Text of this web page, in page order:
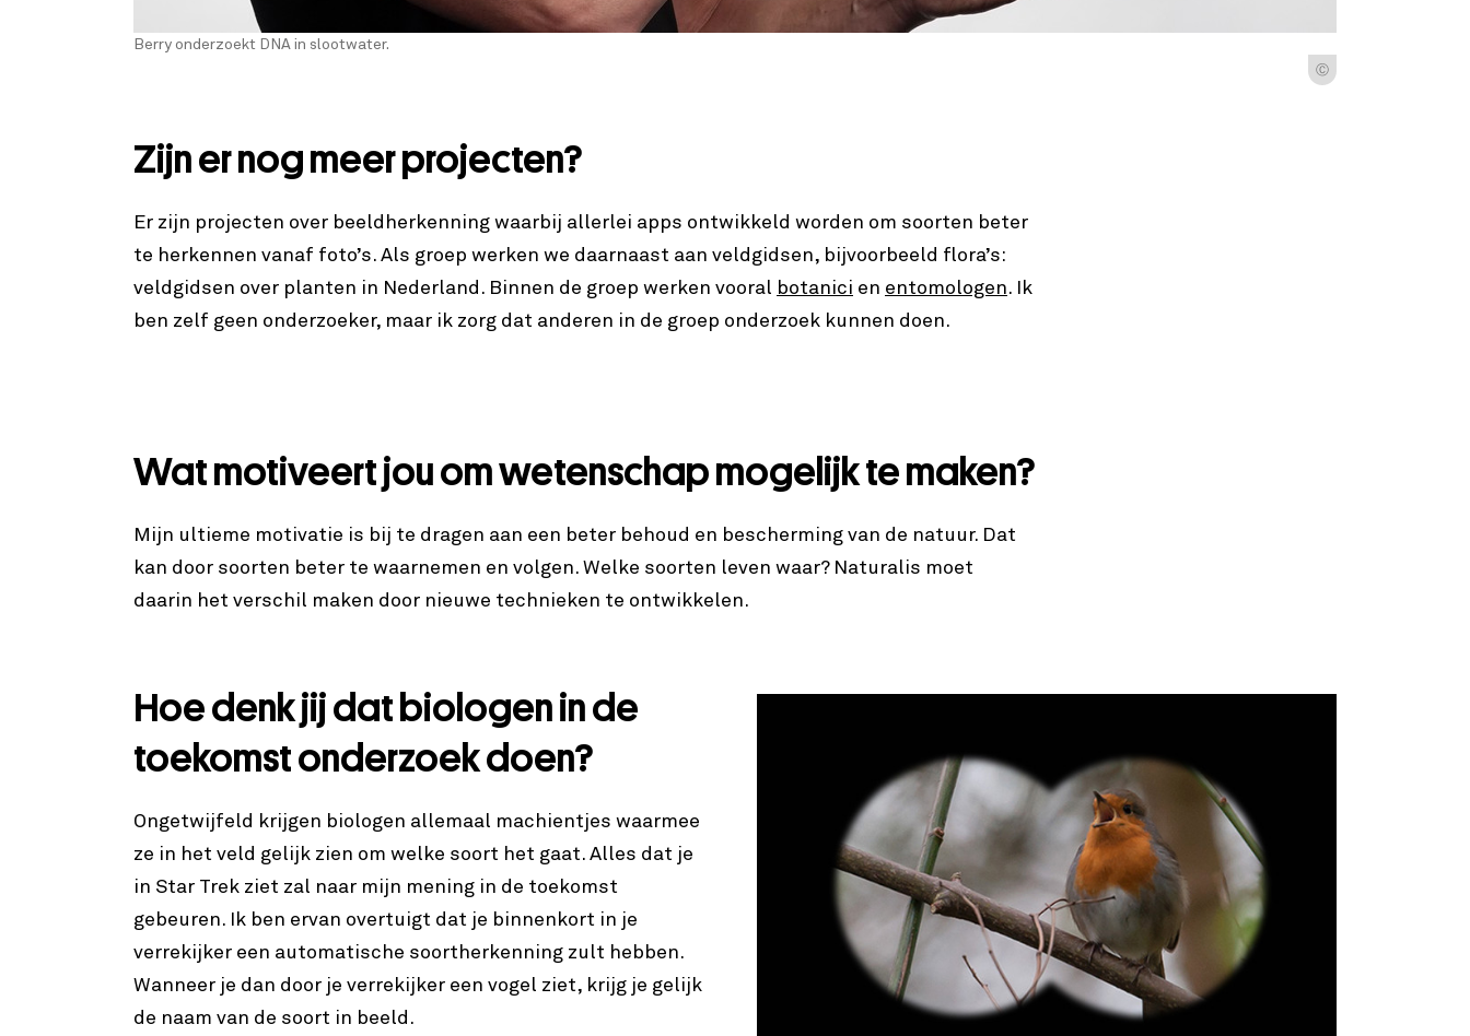
Berry onderzoekt DNA in slootwater.
Ⓒ
Zijn er nog meer projecten?
Er zijn projecten over beeldherkenning waarbij allerlei apps ontwikkeld worden om soorten beter
te herkennen vanaf foto’s. Als groep werken we daarnaast aan veldgidsen, bijvoorbeeld flora’s:
veldgidsen over planten in Nederland. Binnen de groep werken vooral botanici en entomologen. Ik
ben zelf geen onderzoeker, maar ik zorg dat anderen in de groep onderzoek kunnen doen.
Wat motiveert jou om wetenschap mogelijk te maken?
Mijn ultieme motivatie is bij te dragen aan een beter behoud en bescherming van de natuur. Dat
kan door soorten beter te waarnemen en volgen. Welke soorten leven waar? Naturalis moet
daarin het verschil maken door nieuwe technieken te ontwikkelen.
Hoe denk jij dat biologen in de
toekomst onderzoek doen?
Ongetwijfeld krijgen biologen allemaal machientjes waarmee
ze in het veld gelijk zien om welke soort het gaat. Alles dat je
in Star Trek ziet zal naar mijn mening in de toekomst
gebeuren. Ik ben ervan overtuigt dat je binnenkort in je
verrekijker een automatische soortherkenning zult hebben.
Wanneer je dan door je verrekijker een vogel ziet, krijg je gelijk
de naam van de soort in beeld.